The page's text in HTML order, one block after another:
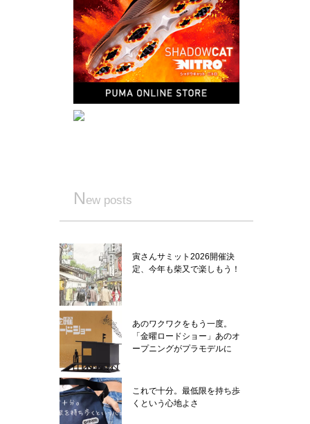
New posts
寅さんサミット2026開催決
定、今年も柴又で楽しもう！
あのワクワクをもう一度。
「金曜ロードショー」あのオ
ープニングがプラモデルに
これで十分。最低限を持ち歩
くという心地よさ